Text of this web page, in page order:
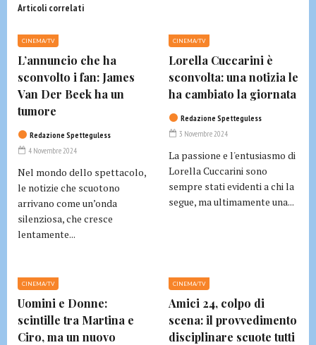
Articoli correlati
CINEMA/TV
L’annuncio che ha
sconvolto i fan: James
Van Der Beek ha un
tumore
Redazione Spetteguless
4 Novembre 2024
Nel mondo dello spettacolo,
le notizie che scuotono
arrivano come un’onda
silenziosa, che cresce
lentamente...
CINEMA/TV
Lorella Cuccarini è
sconvolta: una notizia le
ha cambiato la giornata
Redazione Spetteguless
3 Novembre 2024
La passione e l'entusiasmo di
Lorella Cuccarini sono
sempre stati evidenti a chi la
segue, ma ultimamente una...
CINEMA/TV
Uomini e Donne:
scintille tra Martina e
Ciro, ma un nuovo
CINEMA/TV
Amici 24, colpo di
scena: il provvedimento
disciplinare scuote tutti